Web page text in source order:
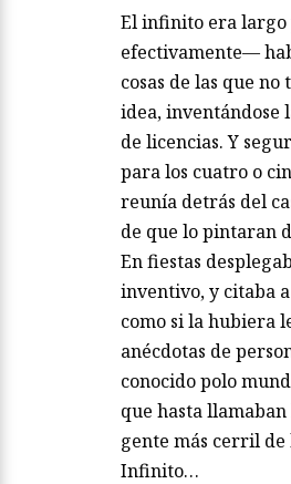
El infinito era
efectivamente—
cosas de las que
idea, inventándose
de licencias. Y
para los cuatro o
reunía detrás del
de que lo pintaran
En fiestas
inventivo, y citaba
como si la hubiera
anécdotas de
conocido polo
que hasta
gente más cerril
Infinito…